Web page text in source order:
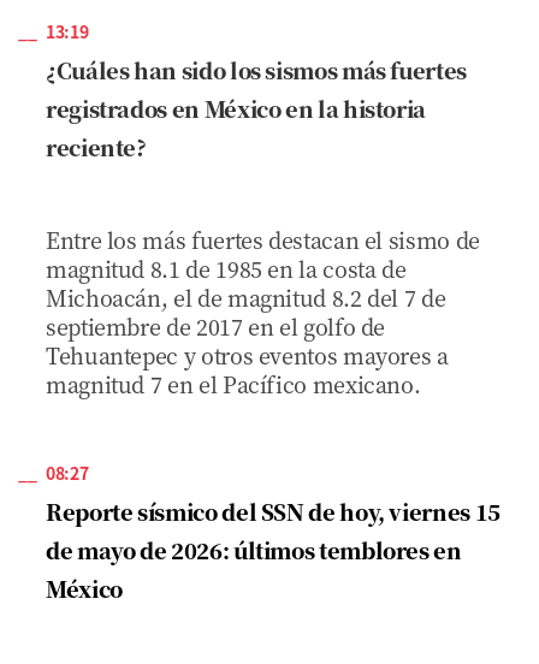
13:19
¿Cuáles han sido los sismos más fuertes
registrados en México en la historia
reciente?
Entre los más fuertes destacan el sismo de
magnitud 8.1 de 1985 en la costa de
Michoacán, el de magnitud 8.2 del 7 de
septiembre de 2017 en el golfo de
Tehuantepec y otros eventos mayores a
magnitud 7 en el Pacífico mexicano.
08:27
Reporte sísmico del SSN de hoy, viernes 15
de mayo de 2026: últimos temblores en
México